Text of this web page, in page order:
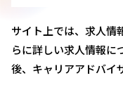
サイト上では、求人情
らに詳しい求人情報に
後、キャリアアドバイ